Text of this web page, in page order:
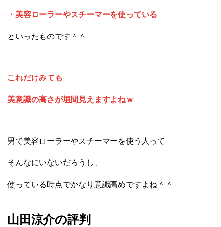
・美容ローラーやスチーマーを使っている
といったものです＾＾
これだけみても
美意識の高さが垣間見えますよねｗ
男で美容ローラーやスチーマーを使う人って
そんなにいないだろうし、
使っている時点でかなり意識高めですよね＾＾
山田涼介の評判